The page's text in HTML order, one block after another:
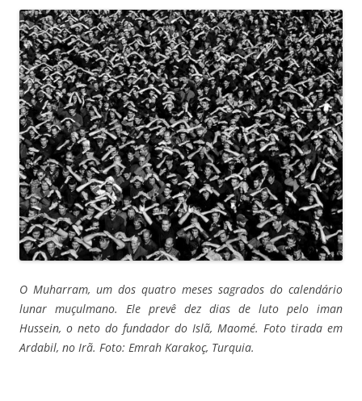
O Muharram, um dos quatro meses sagrados do calendário
lunar muçulmano. Ele prevê dez dias de luto pelo iman
Hussein, o neto do fundador do Islã, Maomé. Foto tirada em
Ardabil, no Irã. Foto: Emrah Karakoç, Turquia.